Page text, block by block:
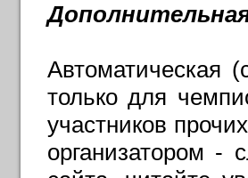
Автоматическая
только для
участников
организатором -